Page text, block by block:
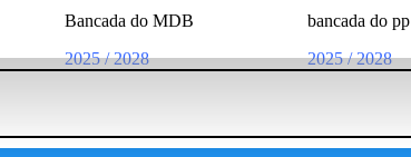
Bancada do MDB
2025 / 2028
bancada do pp
2025 / 2028